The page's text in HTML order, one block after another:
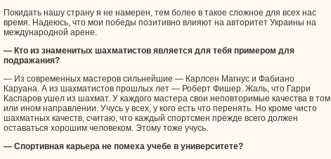
Покидать нашу страну я не намерен, тем более в такое сложное для всех нас
время. Надеюсь, что мои победы позитивно влияют на авторитет Украины на
международной арене.
— Кто из знаменитых шахматистов является для тебя примером для
подражания?
— Из современных мастеров сильнейшие — Карлсен Магнус и Фабиано
Каруана. А из шахматистов прошлых лет — Роберт Фишер. Жаль, что Гарри
Каспаров ушел из шахмат. У каждого мастера свои неповторимые качества в том
или ином направлении. Учусь у всех, у кого есть что перенять. Но кроме чисто
шахматных качеств, считаю, что каждый спортсмен прежде всего должен
оставаться хорошим человеком. Этому тоже учусь.
— Спортивная карьера не помеха учебе в университете?